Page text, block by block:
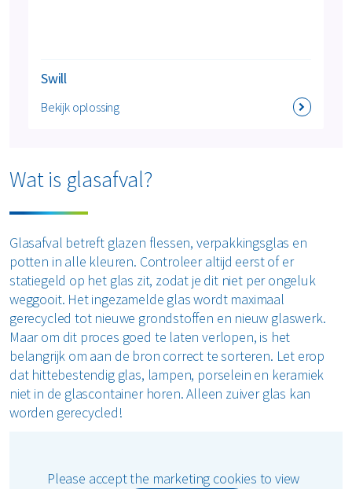
Swill
Bekijk oplossing
Wat is glasafval?
Glasafval betreft glazen flessen, verpakkingsglas en
potten in alle kleuren. Controleer altijd eerst of er
statiegeld op het glas zit, zodat je dit niet per ongeluk
weggooit. Het ingezamelde glas wordt maximaal
gerecycled tot nieuwe grondstoffen en nieuw glaswerk.
Maar om dit proces goed te laten verlopen, is het
belangrijk om aan de bron correct te sorteren. Let erop
dat hittebestendig glas, lampen, porselein en keramiek
niet in de glascontainer horen. Alleen zuiver glas kan
worden gerecycled!
Please accept the marketing cookies to view